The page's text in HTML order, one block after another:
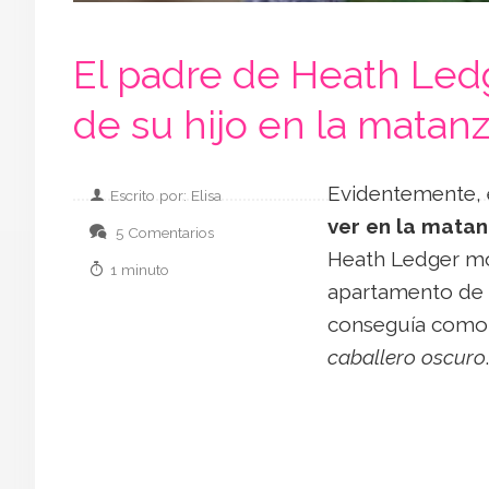
El padre de Heath
de su hijo en la
Escrito por: Elisa
5 Comentarios
1 minuto
ver en la
Heath Ledger
apartamento de
conseguía
caballero oscuro.